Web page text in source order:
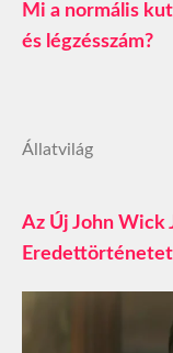
Mi a normális
és légzésszám?
Állatvilág
Az Új John Wick
Eredettörténetet